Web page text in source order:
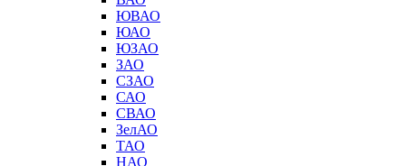
ЮВАО
ЮАО
ЮЗАО
ЗАО
СЗАО
САО
СВАО
ЗелАО
ТАО
НАО